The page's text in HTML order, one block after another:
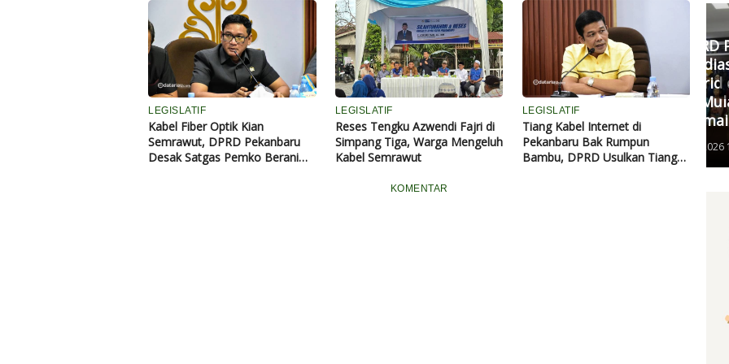
LEGISLATIF
Kabel Fiber Optik Kian
Semrawut, DPRD Pekanbaru
Desak Satgas Pemko Berani
LEGISLATIF
Reses Tengku Azwendi Fajri di
Simpang Tiga, Warga Mengeluh
Kabel Semrawut
LEGISLATIF
Tiang Kabel Internet di
Pekanbaru Bak Rumpun
Bambu, DPRD Usulkan Tiang
KOMENTAR
Komisi III DPRD Pekanbaru
Fasilitasi Mediasi Dugaan
Kekerasan Murid di SDN 181,
Kedua Pihak Mulai Sepakat
Damai
Senin, 11 Mei 2026 17:53 WIB